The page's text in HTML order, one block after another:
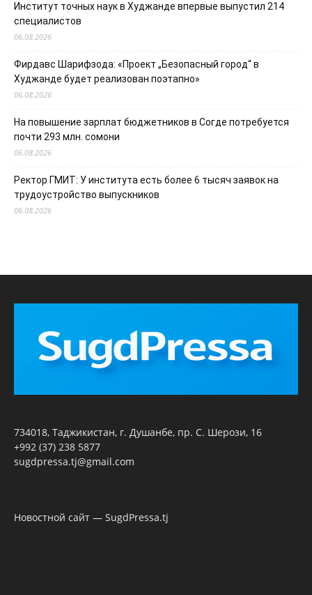
Институт точных наук в Худжанде впервые выпустил 214
специалистов
06.08.2026
Фирдавс Шарифзода: «Проект „Безопасный город“ в
Худжанде будет реализован поэтапно»
06.08.2026
На повышение зарплат бюджетников в Согде потребуется
почти 293 млн. сомони
06.08.2026
Ректор ГМИТ: У института есть более 6 тысяч заявок на
трудоустройство выпускников
06.08.2026
734018, Таджикистан, г. Душанбе, пр. С. Шерози, 16
+992 (37) 238 5877
sugdpressa.tj@gmail.com
Новостной сайт — SugdPressa.tj